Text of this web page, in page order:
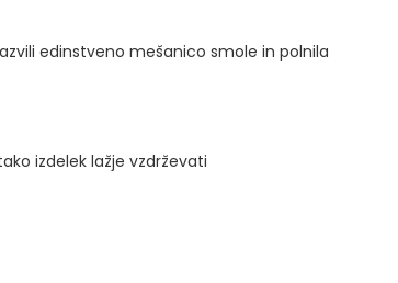
edinstveno mešanico smole in polnila
izdelek lažje vzdrževati